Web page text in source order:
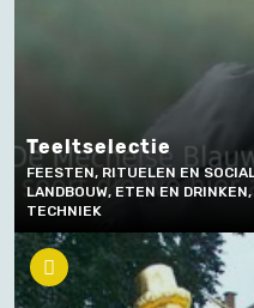
Teeltselectie
FEESTEN, RITUELEN EN
LANDBOUW, ETEN EN
TECHNIEK